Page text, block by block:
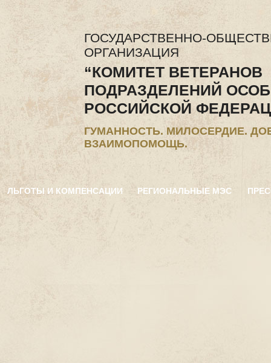
ГОСУДАРСТВЕННО-
ОРГАНИЗАЦИЯ
“КОМИТЕТ ВЕТЕРАНОВ
ПОДРАЗДЕЛЕНИЙ
РОССИЙСКОЙ
ГУМАННОСТЬ. МИЛОСЕРДИЕ.
ВЗАИМОПОМОЩЬ.
ЛЬГОТЫ И КОМПЕНСАЦИИ РЕГИОНАЛЬНЫЕ МЭС